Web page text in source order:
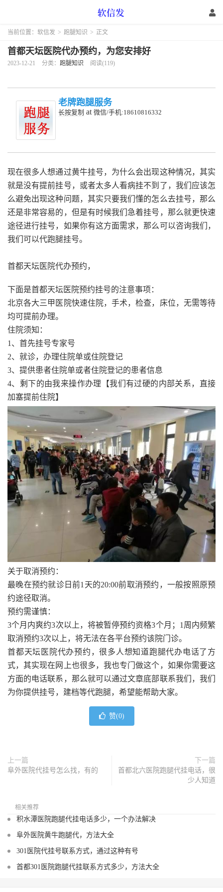
当前位置： 软信发 > 跑腿知识 > 正文
首都天坛医院代办预约，为您安排好
2023-12-21 分类： 跑腿知识 阅读(119)
老牌跑腿服务
长按复制 at 微信/手机:18610816332
现在很多人想通过黄牛挂号，为什么会出现这种情况，其实
就是没有提前挂号，或者太多人看病挂不到了，我们应该怎
么避免出现这种问题，其实只要我们懂的怎么去挂号，那么
还是非常容易的，但是有时候我们急着挂号，那么就更快速
途径进行挂号，如果你有这方面需求，那么可以咨询我们，
我们可以代跑腿挂号。
首都天坛医院代办预约，
下面是首都天坛医院预约挂号的注意事项：
北京各大三甲医院快速住院，手术，检查，床位，无需等待
均可提前办理。
住院须知：
1、首先挂号专家号
2、就诊，办理住院单或住院登记
3、提供患者住院单或者住院登记的患者信息
4、剩下的由我来操作办理【我们有过硬的内部关系，直接
加塞提前住院】
关于取消预约：
最晚在预约就诊日前1天的20:00前取消预约，一般按照原预
约途径取消。
预约需谨慎：
3个月内爽约3次以上，将被暂停预约资格3个月；1周内频繁
取消预约3次以上，将无法在各平台预约该院门诊。
首都天坛医院代办预约，很多人想知道跑腿代办电话了方
式，其实现在网上也很多，我也专门做这个，如果你需要这
方面的电话联系，那么就可以通过文章底部联系我们，我们
为你提供挂号，建档等代跑腿，希望能帮助大家。
赞(0)
上一篇
阜外医院代挂号怎么找，有的
下一篇
首都北六医院跑腿代挂电话，很
少人知道
相关推荐
积水潭医院跑腿代挂电话多少，一个办法解决
阜外医院黄牛跑腿代，方法大全
301医院代挂号联系方式，通过这种有号
首都301医院跑腿代挂联系方式多少，方法大全